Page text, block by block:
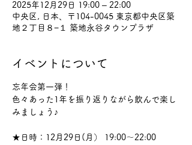
2025年12月29日 19:00 – 22:00
中央区, 日本、〒104-0045 東京都中央区築
地２丁目８−１ 築地永谷タウンプラザ
イベントについて
忘年会第一弾！
色々あった1年を振り返りながら飲んで楽し
みましょう♪
★日時：12月29日(月） 19:00～22:00